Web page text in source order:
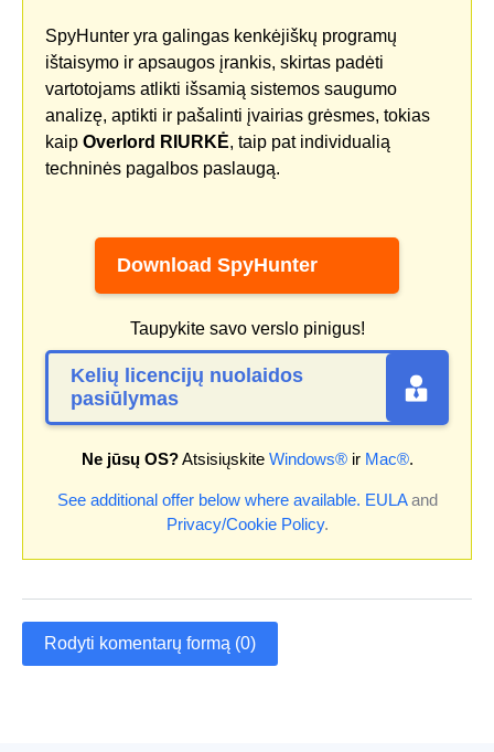
SpyHunter yra galingas kenkėjiškų programų
ištaisymo ir apsaugos įrankis, skirtas padėti
vartotojams atlikti išsamią sistemos saugumo
analizę, aptikti ir pašalinti įvairias grėsmes, tokias
kaip Overlord RIURKĖ, taip pat individualią
techninės pagalbos paslaugą.
Download SpyHunter
Taupykite savo verslo pinigus!
Kelių licencijų nuolaidos
pasiūlymas
Ne jūsų OS?Atsisiųskite Windows®ir Mac®.
See additional offer below where available. EULAand
Privacy/Cookie Policy.
Rodyti komentarų formą (0)